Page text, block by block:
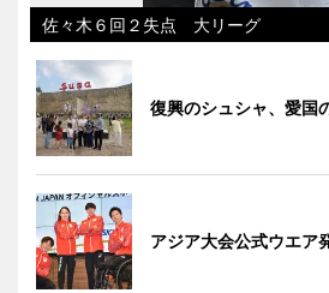
佐々木６回２失点 大リーグ
復興のシュシャ、愛国
アジア大会公式ウエア